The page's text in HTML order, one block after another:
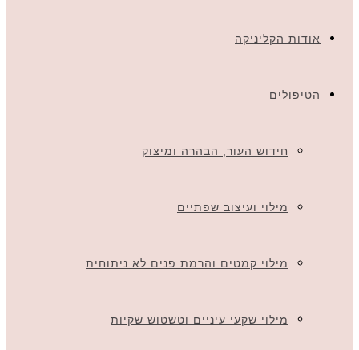
אודות הקליניקה
הטיפולים
חידוש העור, הבהרה ומיצוק
מילוי ועיצוב שפתיים
מילוי קמטים והרמת פנים לא ניתוחית
מילוי שקעי עיניים וטשטוש שקיות